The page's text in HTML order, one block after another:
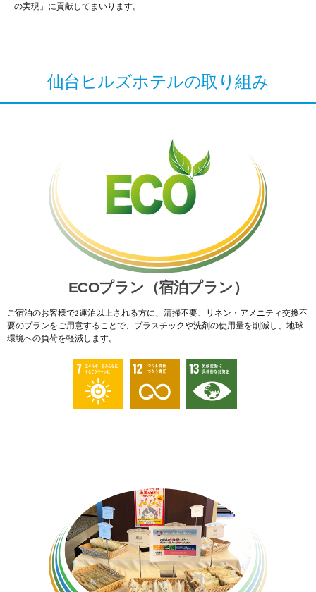
の実現」に貢献してまいります。
仙台ヒルズホテルの取り組み
ECOプラン（宿泊プラン）
ご宿泊のお客様で2連泊以上される方に、清掃不要、リネン・アメニティ交換不
要のプランをご用意することで、プラスチックや洗剤の使用量を削減し、地球
環境への負荷を軽減します。